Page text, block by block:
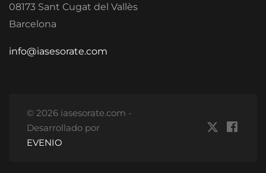
08173 Sant Cugat del Vallès
Barcelona
info@iasesorate.com
© 2026 iasesorate.com -
Desarrollado por
EVENIO